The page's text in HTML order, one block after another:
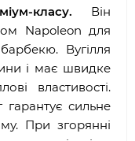
класу. Він
Napoleon для
Вугілля
і має швидке
властивості.
гарантує сильне
При згорянні